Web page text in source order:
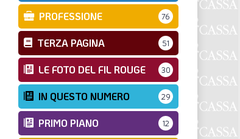
PROFESSIONE 76
TERZA PAGINA 51
LE FOTO DEL FIL ROUGE 30
IN QUESTO NUMERO 29
PRIMO PIANO 12